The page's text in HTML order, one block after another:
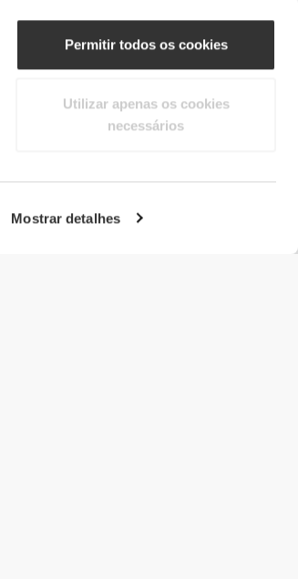
Mostrar detalhes
Permitir todos os cookies
Utilizar apenas os cookies
necessários